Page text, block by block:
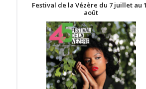
Festival de la Vézère du 7 juillet au
août